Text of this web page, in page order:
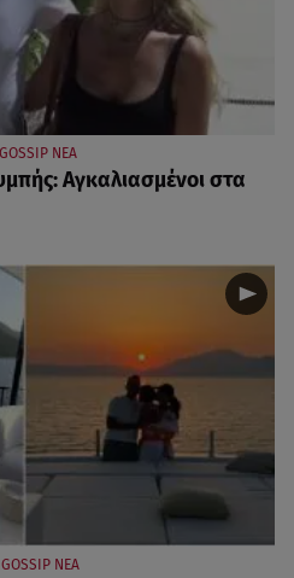
ΝΕΑ
Αγκαλιασμένοι στα
GOSSIP ΝΕΑ